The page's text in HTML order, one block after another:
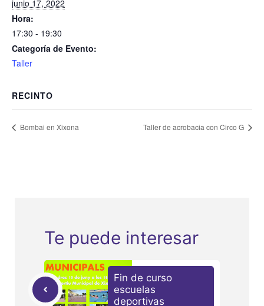
junio 17, 2022
Hora:
17:30 - 19:30
Categoría de Evento:
Taller
RECINTO
Bombai en Xixona Taller de acrobacia con Circo G
Te puede interesar
Fin de curso
escuelas
deportivas